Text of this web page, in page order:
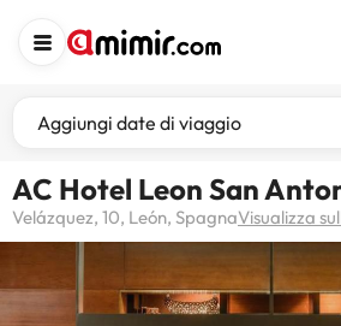
Aggiungi date di viaggio
AC Hotel Leon San
Velázquez, 10, León, SpagnaVisualizza